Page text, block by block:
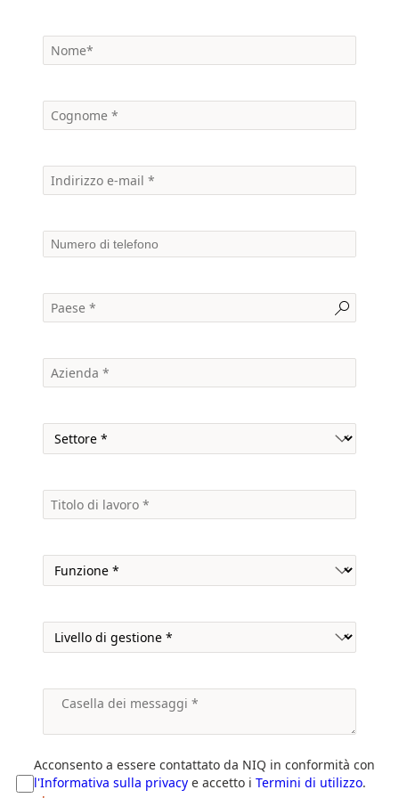
Acconsento a essere contattato da NIQ in conformità con
l'Informativa sulla privacy e accetto i Termini di utilizzo.